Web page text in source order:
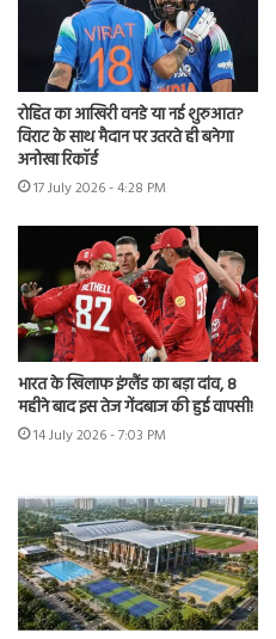
रोहित का आखिरी वनडे या नई शुरुआत?
विराट के साथ मैदान पर उतरते ही बनेगा
अनोखा रिकॉर्ड
17 July 2026 - 4:28 PM
भारत के खिलाफ इंग्लैंड का बड़ा दांव, 8
महीने बाद इस तेज गेंदबाज की हुई वापसी!
14 July 2026 - 7:03 PM